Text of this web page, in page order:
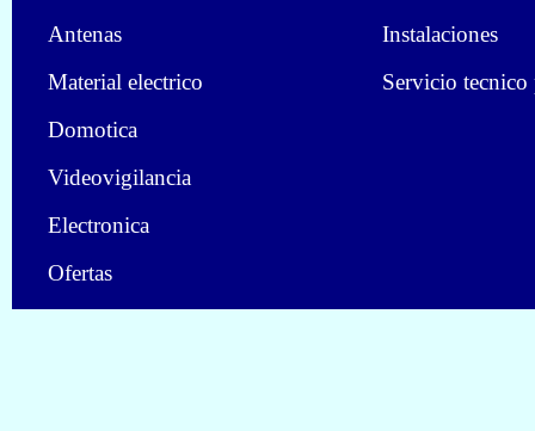
Instalaciones
Servicio
Antenas
Material electrico
Domotica
Videovigilancia
Electronica
Ofertas